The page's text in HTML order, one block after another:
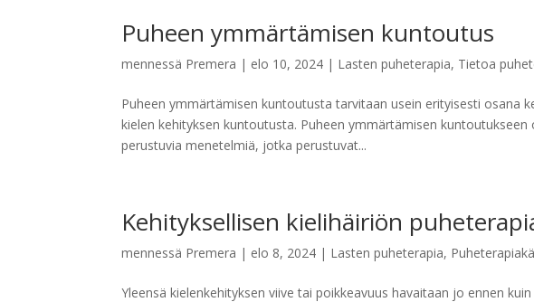
Puheen ymmärtämisen kuntoutus
mennessä Premera | elo 10, 2024 | Lasten puheterapia, Tietoa
Puheen ymmärtämisen kuntoutusta tarvitaan usein erityisesti osana
kielen kehityksen kuntoutusta. Puheen ymmärtämisen
perustuvia menetelmiä, jotka perustuvat...
Kehityksellisen kielihäiriön
mennessä Premera | elo 8, 2024 | Lasten puheterapia,
Yleensä kielenkehityksen viive tai poikkeavuus havaitaan jo ennen